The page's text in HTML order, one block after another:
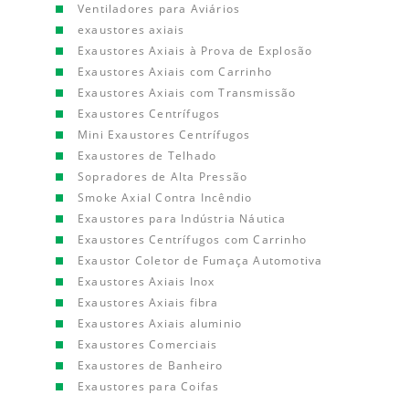
Ventiladores para Aviários
exaustores axiais
Exaustores Axiais à Prova de Explosão
Exaustores Axiais com Carrinho
Exaustores Axiais com Transmissão
Exaustores Centrífugos
Mini Exaustores Centrífugos
Exaustores de Telhado
Sopradores de Alta Pressão
Smoke Axial Contra Incêndio
Exaustores para Indústria Náutica
Exaustores Centrífugos com Carrinho
Exaustor Coletor de Fumaça Automotiva
Exaustores Axiais Inox
Exaustores Axiais fibra
Exaustores Axiais aluminio
Exaustores Comerciais
Exaustores de Banheiro
Exaustores para Coifas